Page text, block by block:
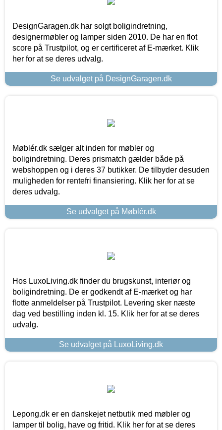
DesignGaragen.dk har solgt boligindretning,
designermøbler og lamper siden 2010. De har en flot
score på Trustpilot, og er certificeret af E-mærket. Klik
her for at se deres udvalg.
Se udvalget på DesignGaragen.dk
Møblér.dk sælger alt inden for møbler og
boligindretning. Deres prismatch gælder både på
webshoppen og i deres 37 butikker. De tilbyder desuden
muligheden for rentefri finansiering. Klik her for at se
deres udvalg.
Se udvalget på Møblér.dk
Hos LuxoLiving.dk finder du brugskunst, interiør og
boligindretning. De er godkendt af E-mærket og har
flotte anmeldelser på Trustpilot. Levering sker næste
dag ved bestilling inden kl. 15. Klik her for at se deres
udvalg.
Se udvalget på LuxoLiving.dk
Lepong.dk er en danskejet netbutik med møbler og
lamper til bolig, have og fritid. Klik her for at se deres